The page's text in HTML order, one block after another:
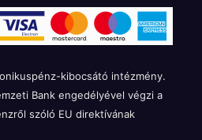
kibocsátó intézmény.
Bank engedélyével végzi a
szóló EU direktívának